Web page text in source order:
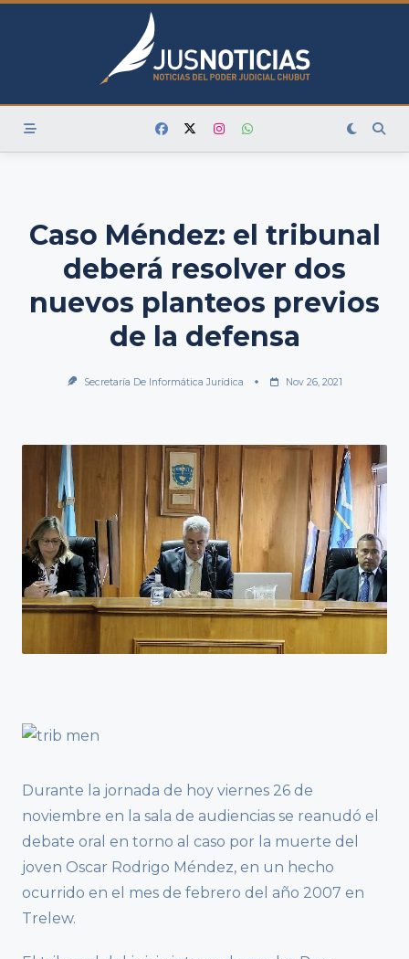
Skip
Caso Méndez: el tribunal
deberá resolver dos
nuevos planteos previos
de la defensa
Secretaría De Informática Jurídica Nov 26, 2021
Durante la jornada de hoy viernes 26 de
noviembre en la sala de audiencias se reanudó el
debate oral en torno al caso por la muerte del
joven Oscar Rodrigo Méndez, en un hecho
ocurrido en el mes de febrero del año 2007 en
Trelew.